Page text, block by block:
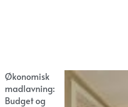
Økonomisk
madlavning:
Budget og